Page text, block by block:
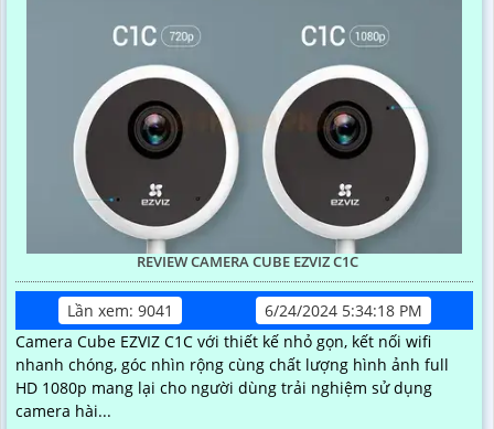
REVIEW CAMERA CUBE EZVIZ C1C
Lần xem: 9041
6/24/2024 5:34:18 PM
Camera Cube EZVIZ C1C với thiết kế nhỏ gọn, kết nối wifi
nhanh chóng, góc nhìn rộng cùng chất lượng hình ảnh full
HD 1080p mang lại cho người dùng trải nghiệm sử dụng
camera hài...